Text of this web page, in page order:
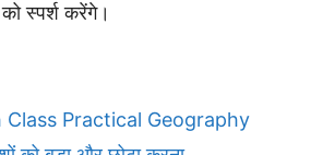
स्पर्श करेंगे।
Class Practical Geography